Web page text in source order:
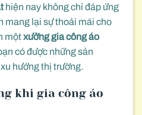
hiện nay không chỉ đáp ứng
mang lại sự thoải mái cho
mộtxưởng gia công áo
có được những sản
hướng thị trường.
khi gia công áo